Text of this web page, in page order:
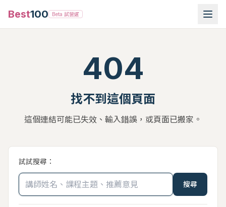
Best100 Beta 試營運
404
找不到這個頁面
這個連結可能已失效、輸入錯誤，或頁面已搬家。
試試搜尋：
搜尋